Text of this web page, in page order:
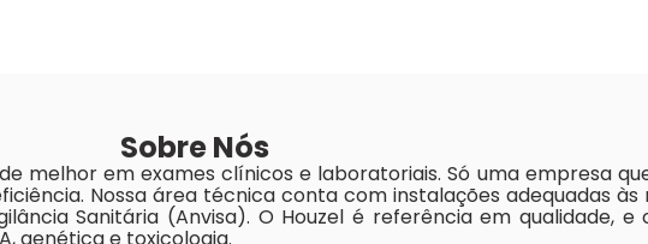
Sobre Nós
melhor em exames clínicos e laboratoriais. Só uma empresa
Nossa área técnica conta com instalações adequadas às
Sanitária (Anvisa). O Houzel é referência em qualidade,